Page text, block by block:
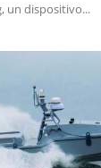
un dispositivo...